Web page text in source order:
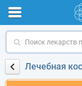
Поиск
по
названию
Лечебная